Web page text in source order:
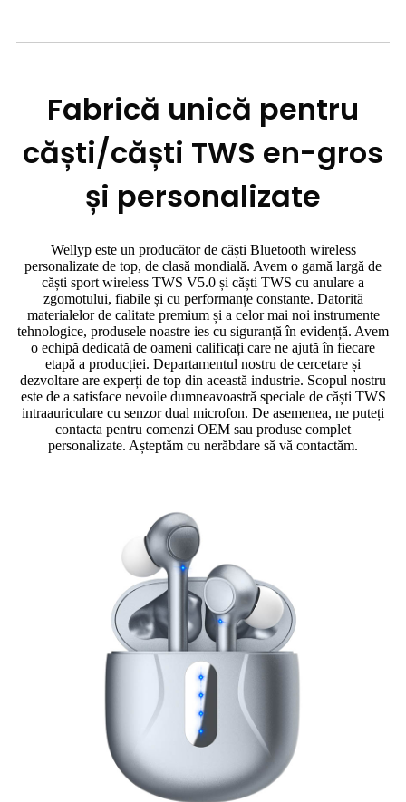
Fabrică unică pentru
căști/căști TWS en-gros
și personalizate
Wellyp este un producător de căști Bluetooth wireless
personalizate de top, de clasă mondială. Avem o gamă largă de
căști sport wireless TWS V5.0 și căști TWS cu anulare a
zgomotului, fiabile și cu performanțe constante. Datorită
materialelor de calitate premium și a celor mai noi instrumente
tehnologice, produsele noastre ies cu siguranță în evidență. Avem
o echipă dedicată de oameni calificați care ne ajută în fiecare
etapă a producției. Departamentul nostru de cercetare și
dezvoltare are experți de top din această industrie. Scopul nostru
este de a satisface nevoile dumneavoastră speciale de căști TWS
intraauriculare cu senzor dual microfon. De asemenea, ne puteți
contacta pentru comenzi OEM sau produse complet
personalizate. Așteptăm cu nerăbdare să vă contactăm.